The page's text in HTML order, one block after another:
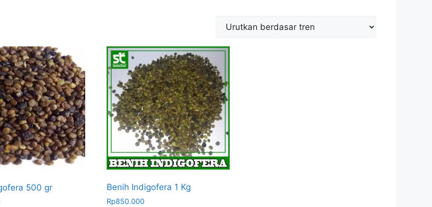
500 gr Benih Indigofera 1 Kg
Rp850.000